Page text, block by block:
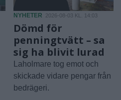
NYHETER 2026-08-03 KL. 14:03
Dömd för
penningtvätt – sa
sig ha blivit lurad
Laholmare tog emot och
skickade vidare pengar från
bedrägeri.